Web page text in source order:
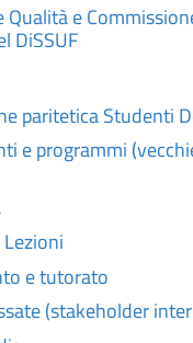
Qualità e
DiSSUF
paritetica Studenti
e programmi
e tutorato
(stakeholder